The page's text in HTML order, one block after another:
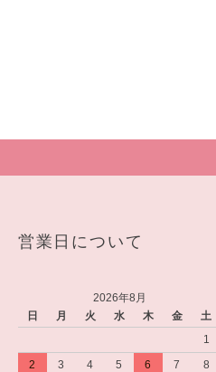
営業日について
2026年8月
日
月 火 水 木 金
土
1
2
3 4 5 6 7
8